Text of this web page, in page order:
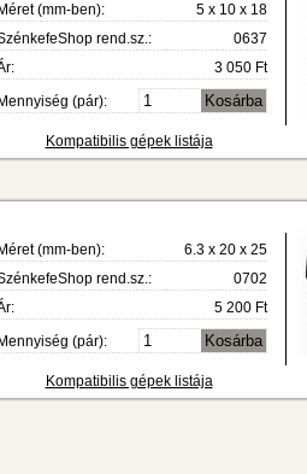
Méret (mm-ben):
5 x 10 x 18
rend.sz.:
0637
3 050 Ft
Mennyiség (pár):
Kompatibilis gépek listája
Méret (mm-ben):
6.3 x 20 x 25
rend.sz.:
0702
5 200 Ft
Mennyiség (pár):
Kompatibilis gépek listája